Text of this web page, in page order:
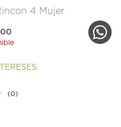
4 Mujer
Sin
(0)